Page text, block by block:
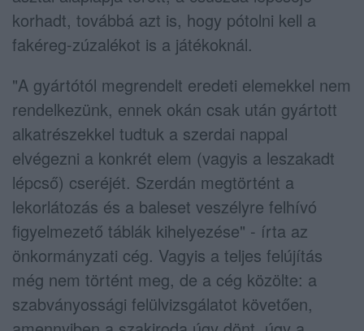
korhadt, továbbá azt is, hogy pótolni kell a
fakéreg-zúzalékot is a játékoknál.
"A gyártótól megrendelt eredeti elemekkel nem
rendelkezünk, ennek okán csak után gyártott
alkatrészekkel tudtuk a szerdai nappal
elvégezni a konkrét elem (vagyis a leszakadt
lépcső) cseréjét. Szerdán megtörtént a
lekorlátozás és a baleset veszélyre felhívó
figyelmezető táblák kihelyezése" - írta az
önkormányzati cég. Vagyis a teljes felújítás
még nem történt meg, de a cég közölte: a
szabványossági felülvizsgálatot követően,